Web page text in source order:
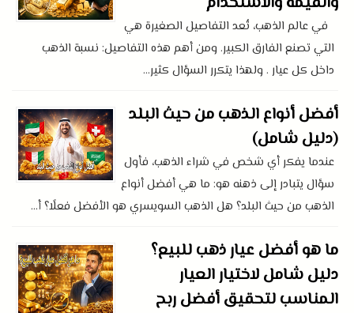
في عالم الذهب، تُعد التفاصيل الصغيرة هي
التي تصنع الفارق الكبير. ومن أهم هذه التفاصيل: نسبة الذهب
داخل كل عيار . ولهذا يتكرر السؤال كثير...
أفضل أنواع الذهب من حيث البلد
(دليل شامل)
عندما يفكر أي شخص في شراء الذهب، فأول
سؤال يتبادر إلى ذهنه هو: ما هي أفضل أنواع
الذهب من حيث البلد؟ هل الذهب السويسري هو الأفضل فعلًا؟ أ...
ما هو أفضل عيار ذهب للبيع؟
دليل شامل لاختيار العيار
المناسب لتحقيق أفضل ربح